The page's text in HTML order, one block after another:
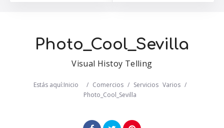
Photo_Cool_Sevilla
Visual Histoy Telling
Estás aquí:Inicio / Comercios / Servicios Varios /
Photo_Cool_Sevilla